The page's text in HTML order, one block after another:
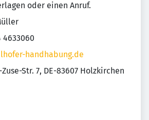
oder einen Anruf.
4633060
handhabung.de
Str. 7, DE-83607 Holzkirchen